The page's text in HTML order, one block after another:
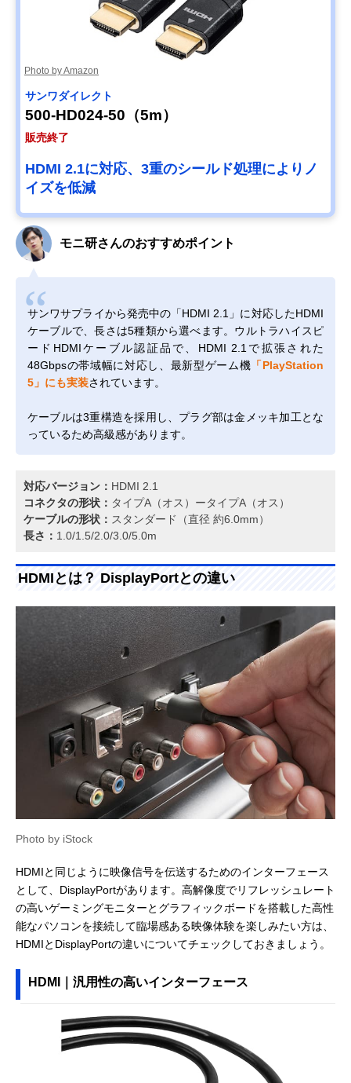
Photo by Amazon
サンワダイレクト
500-HD024-50（5m）
販売終了
HDMI 2.1に対応、3重のシールド処理によりノ
イズを低減
モニ研さんのおすすめポイント
サンワサプライから発売中の「HDMI 2.1」に対応したHDMI
ケーブルで、長さは5種類から選べます。ウルトラハイスピ
ードHDMIケーブル認証品で、HDMI 2.1で拡張された
48Gbpsの帯域幅に対応し、最新型ゲーム機 「PlayStation
5」にも実装されています。
ケーブルは3重構造を採用し、プラグ部は金メッキ加工とな
っているため高級感があります。
対応バージョン： HDMI 2.1
コネクタの形状： タイプA（オス）ータイプA（オス）
ケーブルの形状： スタンダード（直径 約6.0mm）
長さ： 1.0/1.5/2.0/3.0/5.0m
HDMIとは？ DisplayPortとの違い
Photo by iStock
HDMIと同じように映像信号を伝送するためのインターフェース
として、DisplayPortがあります。高解像度でリフレッシュレート
の高いゲーミングモニターとグラフィックボードを搭載した高性
能なパソコンを接続して臨場感ある映像体験を楽しみたい方は、
HDMIとDisplayPortの違いについてチェックしておきましょう。
HDMI｜汎用性の高いインターフェース